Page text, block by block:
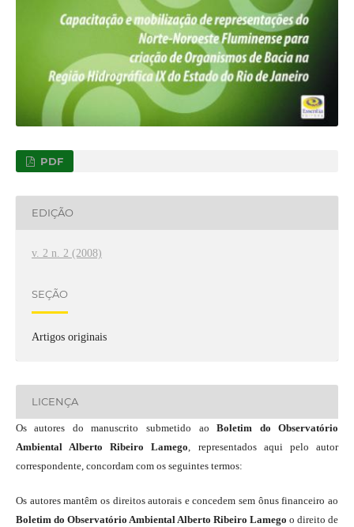
PDF
EDIÇÃO
v. 2 n. 2 (2008)
SEÇÃO
Artigos originais
LICENÇA
Os autores do manuscrito submetido aoBoletim do Observatório
Ambiental Alberto Ribeiro Lamego , representados aqui pelo autor
correspondente, concordam com os seguintes termos:
Os autores mantêm os direitos autorais e concedem sem ônus financeiro ao
Boletim do Observatório Ambiental Alberto Ribeiro Lamegoo direito de